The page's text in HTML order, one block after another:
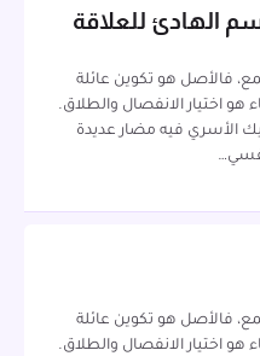
الهادئ للعلاقة
فالأصل هو تكوين عائلة
هو اختيار الانفصال والطلاق.
الأسري فيه مضار عديدة
فالأصل هو تكوين عائلة
هو اختيار الانفصال والطلاق.